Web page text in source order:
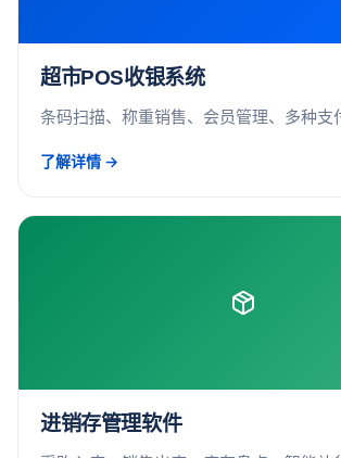
超市POS收银系统
条码扫描、称重销售、会员管理、多种支
了解详情 →
进销存管理软件